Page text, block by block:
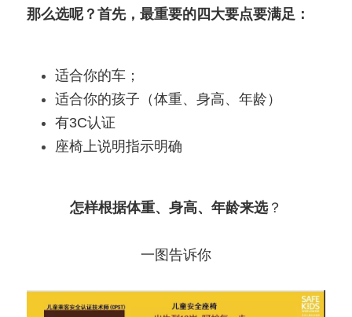
那么选呢？首先，最重要的四大要点要满足：
适合你的车；
适合你的孩子（体重、身高、年龄）
有3C认证
座椅上说明指示明确
怎样根据体重、身高、年龄来选？
一图告诉你